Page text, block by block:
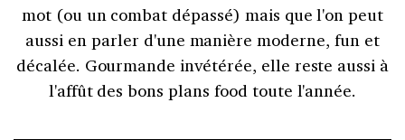
mot (ou un combat dépassé) mais que l'on peut
aussi en parler d'une manière moderne, fun et
décalée. Gourmande invétérée, elle reste aussi à
l'affût des bons plans food toute l'année.